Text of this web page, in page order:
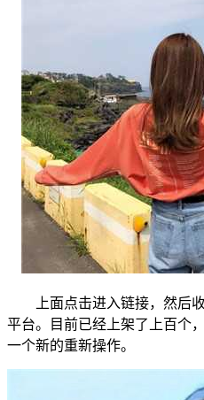
上面点击进入链接，然后
平台。目前已经上架了上百个
一个新的重新操作。